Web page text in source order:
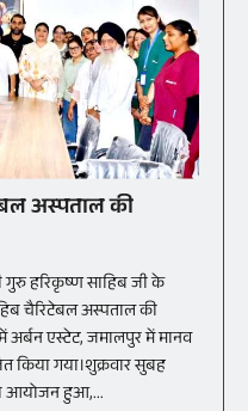
अस्पताल की
गुरु हरिकृष्ण साहिब जी के
चैरिटेबल अस्पताल की
अर्बन एस्टेट, जमालपुर में मानव
किया गया।शुक्रवार सुबह
आयोजन हुआ,...